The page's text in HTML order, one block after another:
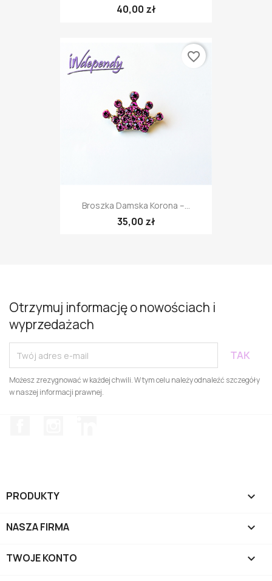
40,00 zł
Broszka Damska Korona –...
35,00 zł
favorite_border
Otrzymuj informację o nowościach i
wyprzedażach
Możesz zrezygnować w każdej chwili. W tym celu należy odnaleźć szczegóły
w naszej informacji prawnej.
PRODUKTY 
NASZA FIRMA 
TWOJE KONTO 